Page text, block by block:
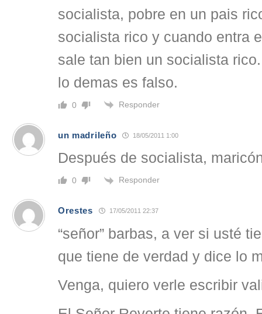
socialista, pobre en un pais
socialista rico y cuando entra
sale tan bien un socialista
lo demas es falso.
0 Responder
un madrileño 18/05/2011 1:00
Después de socialista,
0 Responder
Orestes 17/05/2011 22:37
“señor” barbas, a ver si usté
que tiene de verdad y dice lo
Venga, quiero verle escribir